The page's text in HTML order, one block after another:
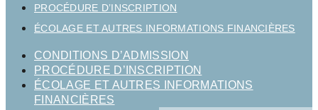
PROCÉDURE D’INSCRIPTION
ÉCOLAGE ET AUTRES INFORMATIONS FINANCIÈRES
CONDITIONS D’ADMISSION
PROCÉDURE D’INSCRIPTION
ÉCOLAGE ET AUTRES INFORMATIONS
FINANCIÈRES